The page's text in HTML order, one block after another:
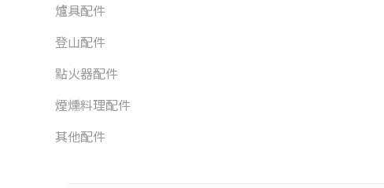
爐具配件
登山配件
點火器配件
煙燻料理配件
其他配件